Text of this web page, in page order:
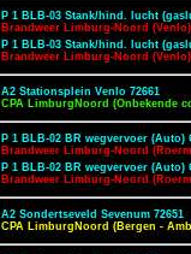
P 1 BLB-03 Stank/hind. lucht
Brandweer Limburg-Noord
P 1 BLB-03 Stank/hind. lucht
Brandweer Limburg-Noord
A2 Stationsplein Venlo 72661
CPA LimburgNoord (Onbekende
P 1 BLB-02 BR wegvervoer
Brandweer Limburg-Noord
P 1 BLB-02 BR wegvervoer
Brandweer Limburg-Noord
A2 Sondertseveld Sevenum 72651
CPA LimburgNoord (Bergen -